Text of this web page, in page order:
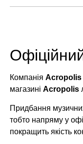
Компанія Acropolis
магазині Acropolis
Придбання
тобто напряму у
покращить якість